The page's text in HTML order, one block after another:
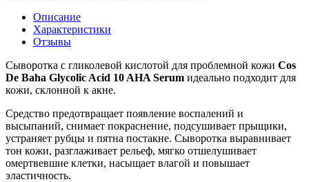
Описание
Характеристики
Отзывы
Сыворотка с гликолевой кислотой для проблемной кожи Cos
De Baha Glycolic Acid 10 AHA Serum идеально подходит для
кожи, склонной к акне.
Средство предотвращает появление воспалений и
высыпаний, снимает покраснение, подсушивает прыщики,
устраняет рубцы и пятна постакне. Сыворотка выравнивает
тон кожи, разглаживает рельеф, мягко отшелушивает
омертвевшие клетки, насыщает влагой и повышает
эластичность.